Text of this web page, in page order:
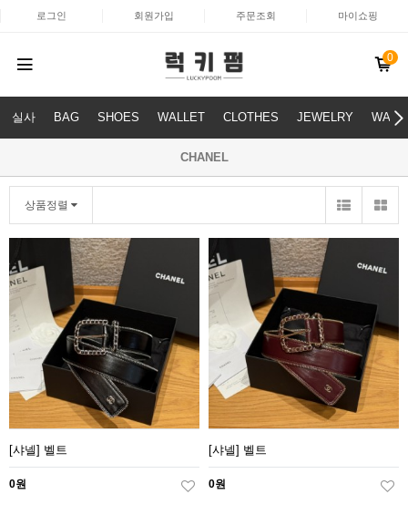
로그인 회원가입 주문조회 마이쇼핑
0
실사 BAG SHOES WALLET CLOTHES JEWELRY
CHANEL
상품정렬
[샤넬] 벨트
0원
[샤넬] 벨트
0원